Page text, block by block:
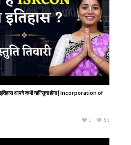
आपने कभी नहीं सुना होगा | Incorporation of
51
1